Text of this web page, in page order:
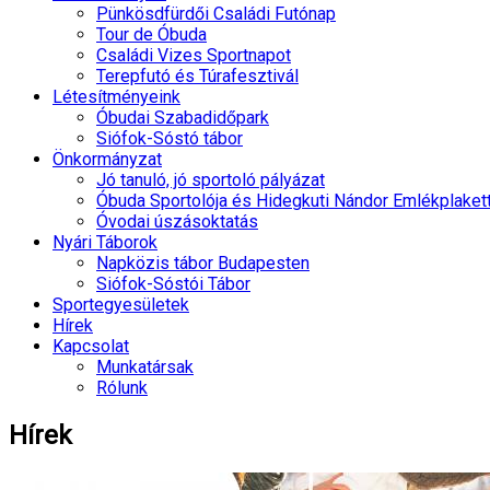
Pünkösdfürdői Családi Futónap
Tour de Óbuda
Családi Vizes Sportnapot
Terepfutó és Túrafesztivál
Létesítményeink
Óbudai Szabadidőpark
Siófok-Sóstó tábor
Önkormányzat
Jó tanuló, jó sportoló pályázat
Óbuda Sportolója és Hidegkuti Nándor
Óvodai úszásoktatás
Nyári Táborok
Napközis tábor Budapesten
Siófok-Sóstói Tábor
Sportegyesületek
Hírek
Kapcsolat
Munkatársak
Rólunk
Hírek